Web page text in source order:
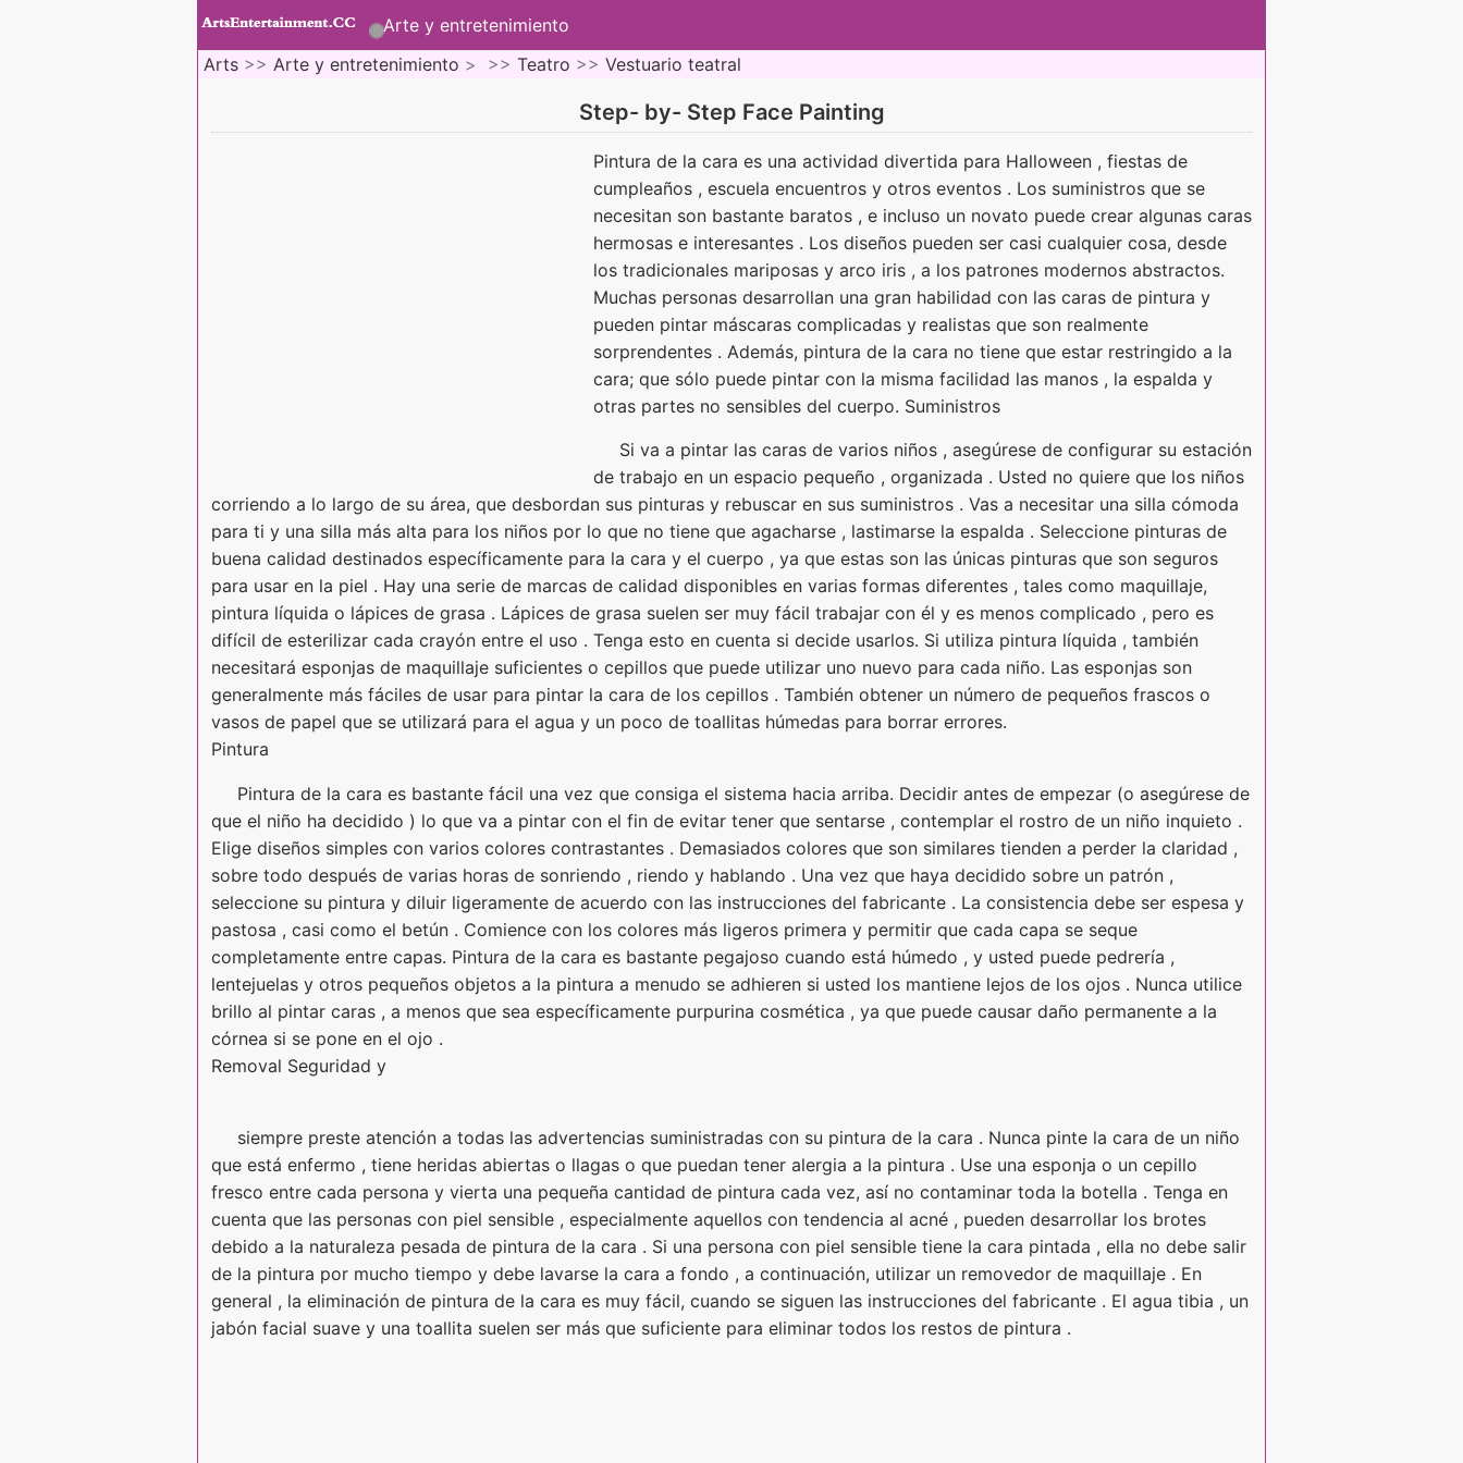
Arte y entretenimiento
Arts >> Arte y entretenimiento > >> Teatro >> Vestuario teatral
Step- by- Step Face Painting
Pintura de la cara es una actividad divertida para Halloween , fiestas de
cumpleaños , escuela encuentros y otros eventos . Los suministros que se
necesitan son bastante baratos , e incluso un novato puede crear algunas caras
hermosas e interesantes . Los diseños pueden ser casi cualquier cosa, desde
los tradicionales mariposas y arco iris , a los patrones modernos abstractos.
Muchas personas desarrollan una gran habilidad con las caras de pintura y
pueden pintar máscaras complicadas y realistas que son realmente
sorprendentes . Además, pintura de la cara no tiene que estar restringido a la
cara; que sólo puede pintar con la misma facilidad las manos , la espalda y
otras partes no sensibles del cuerpo. Suministros
Si va a pintar las caras de varios niños , asegúrese de configurar su estación
de trabajo en un espacio pequeño , organizada . Usted no quiere que los niños
corriendo a lo largo de su área, que desbordan sus pinturas y rebuscar en sus suministros . Vas a necesitar una silla cómoda
para ti y una silla más alta para los niños por lo que no tiene que agacharse , lastimarse la espalda . Seleccione pinturas de
buena calidad destinados específicamente para la cara y el cuerpo , ya que estas son las únicas pinturas que son seguros
para usar en la piel . Hay una serie de marcas de calidad disponibles en varias formas diferentes , tales como maquillaje,
pintura líquida o lápices de grasa . Lápices de grasa suelen ser muy fácil trabajar con él y es menos complicado , pero es
difícil de esterilizar cada crayón entre el uso . Tenga esto en cuenta si decide usarlos. Si utiliza pintura líquida , también
necesitará esponjas de maquillaje suficientes o cepillos que puede utilizar uno nuevo para cada niño. Las esponjas son
generalmente más fáciles de usar para pintar la cara de los cepillos . También obtener un número de pequeños frascos o
vasos de papel que se utilizará para el agua y un poco de toallitas húmedas para borrar errores.
Pintura
Pintura de la cara es bastante fácil una vez que consiga el sistema hacia arriba. Decidir antes de empezar (o asegúrese de
que el niño ha decidido ) lo que va a pintar con el fin de evitar tener que sentarse , contemplar el rostro de un niño inquieto .
Elige diseños simples con varios colores contrastantes . Demasiados colores que son similares tienden a perder la claridad ,
sobre todo después de varias horas de sonriendo , riendo y hablando . Una vez que haya decidido sobre un patrón ,
seleccione su pintura y diluir ligeramente de acuerdo con las instrucciones del fabricante . La consistencia debe ser espesa y
pastosa , casi como el betún . Comience con los colores más ligeros primera y permitir que cada capa se seque
completamente entre capas. Pintura de la cara es bastante pegajoso cuando está húmedo , y usted puede pedrería ,
lentejuelas y otros pequeños objetos a la pintura a menudo se adhieren si usted los mantiene lejos de los ojos . Nunca utilice
brillo al pintar caras , a menos que sea específicamente purpurina cosmética , ya que puede causar daño permanente a la
córnea si se pone en el ojo .
Removal Seguridad y
siempre preste atención a todas las advertencias suministradas con su pintura de la cara . Nunca pinte la cara de un niño
que está enfermo , tiene heridas abiertas o llagas o que puedan tener alergia a la pintura . Use una esponja o un cepillo
fresco entre cada persona y vierta una pequeña cantidad de pintura cada vez, así no contaminar toda la botella . Tenga en
cuenta que las personas con piel sensible , especialmente aquellos con tendencia al acné , pueden desarrollar los brotes
debido a la naturaleza pesada de pintura de la cara . Si una persona con piel sensible tiene la cara pintada , ella no debe salir
de la pintura por mucho tiempo y debe lavarse la cara a fondo , a continuación, utilizar un removedor de maquillaje . En
general , la eliminación de pintura de la cara es muy fácil, cuando se siguen las instrucciones del fabricante . El agua tibia , un
jabón facial suave y una toallita suelen ser más que suficiente para eliminar todos los restos de pintura .